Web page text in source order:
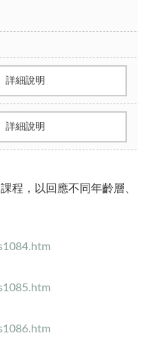
詳細說明
詳細說明
程，以回應不同年齡層、